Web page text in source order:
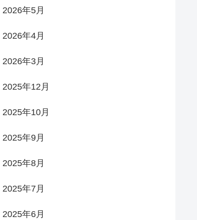
2026年5月
2026年4月
2026年3月
2025年12月
2025年10月
2025年9月
2025年8月
2025年7月
2025年6月